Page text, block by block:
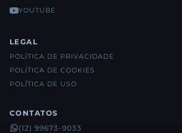
YOUTUBE
LEGAL
POLÍTICA DE PRIVACIDADE
POLÍTICA DE COOKIES
POLÍTICA DE USO
CONTATOS
(12) 99673-9033